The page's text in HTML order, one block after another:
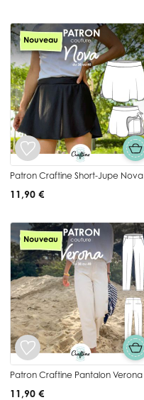
Nouveau
Patron Craftine Short-Jupe Nova
11,90 €
Nouveau
Patron Craftine Pantalon Verona
11,90 €